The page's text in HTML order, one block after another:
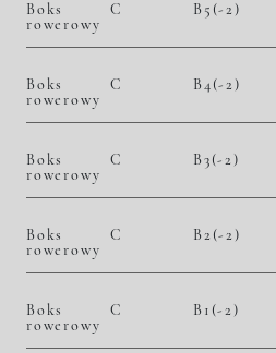
Boks
rowerowy
C B5(-2)
Boks
rowerowy
C B4(-2)
Boks
rowerowy
C B3(-2)
Boks
rowerowy
C B2(-2)
Boks
rowerowy
C B1(-2)